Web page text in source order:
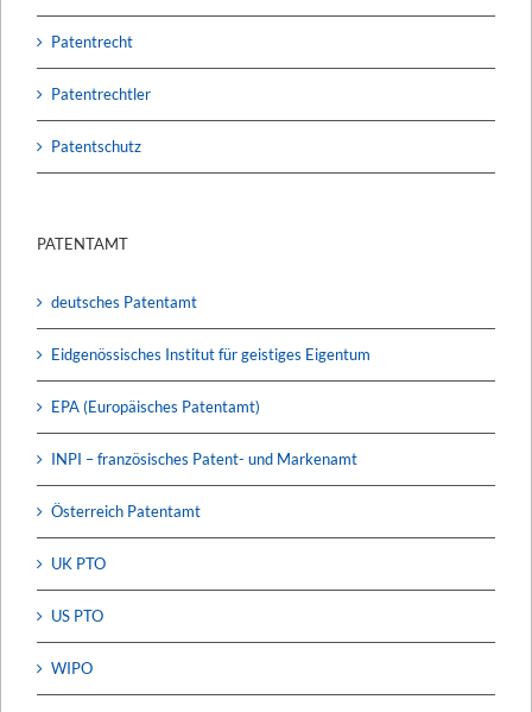
Patentrecht
Patentrechtler
Patentschutz
PATENTAMT
deutsches Patentamt
Eidgenössisches Institut für geistiges Eigentum
EPA (Europäisches Patentamt)
INPI – französisches Patent- und Markenamt
Österreich Patentamt
UK PTO
US PTO
WIPO